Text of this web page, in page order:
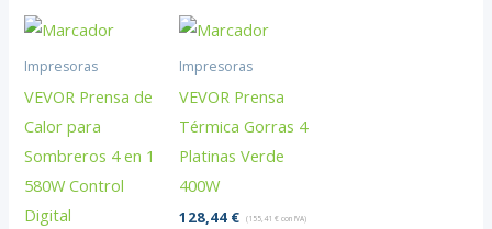
Impresoras
VEVOR Prensa de
Calor para
Sombreros 4 en 1
580W Control
Digital
Impresoras
VEVOR Prensa
Térmica Gorras 4
Platinas Verde
400W
128,44 € (155,41€ con IVA)